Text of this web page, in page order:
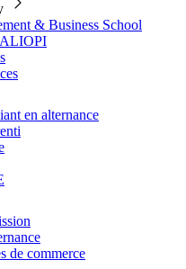
& Business School
en alternance
de commerce